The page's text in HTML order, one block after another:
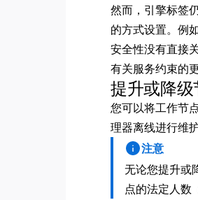
然而，引擎标签
的方式设置。例
安全性没有直接
有关服务约束的
提升或降级
您可以将工作节
理器离线进行维
注意
无论您提升或
点的法定人